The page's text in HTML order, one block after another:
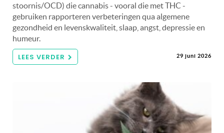
stoornis/OCD) die cannabis - vooral die met THC -
gebruiken rapporteren verbeteringen qua algemene
gezondheid en levenskwaliteit, slaap, angst, depressie en
humeur.
LEES VERDER 29 juni 2026